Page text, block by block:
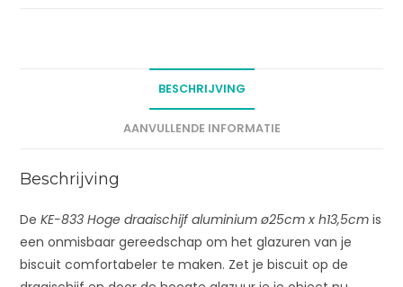
:
BESCHRIJVING
AANVULLENDE INFORMATIE
Beschrijving
DeKE-833 Hoge draaischijf aluminium ø25cm x h13,5cm is
een onmisbaar gereedschap om het glazuren van je
biscuit comfortabeler te maken. Zet je biscuit op de